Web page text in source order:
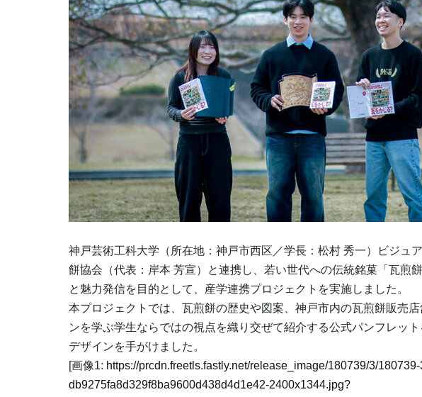
神戸芸術工科大学（所在地：神戸市西区／学長：松村 秀一）ビジュ
餅協会（代表：岸本 芳宣）と連携し、若い世代への伝統銘菓「瓦煎
と魅力発信を目的として、産学連携プロジェクトを実施しました。
本プロジェクトでは、瓦煎餅の歴史や図案、神戸市内の瓦煎餅販売
ンを学ぶ学生ならではの視点を織り交ぜて紹介する公式パンフレッ
デザインを手がけました。
[画像1: https://prcdn.freetls.fastly.net/release_image/180739/3/180739-
db9275fa8d329f8ba9600d438d4d1e42-2400x1344.jpg?